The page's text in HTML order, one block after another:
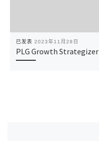
已发表 2023年11月28日
PLG Growth Strategizer